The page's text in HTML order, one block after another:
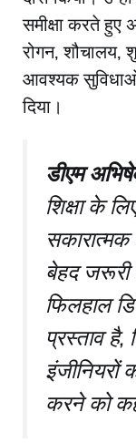
समीक्षा करते हुए
रोगन, शौचालय,
आवश्यक
दिया।
डीएम
शिक्षा के
सकारात्मक
बेहद जरूरी
फिलहाल
प्रस्ताव है,
इंजीनियरों
करने को